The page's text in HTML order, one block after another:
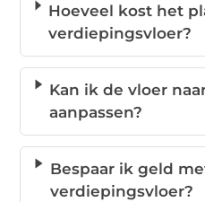
Hoeveel kost het
verdiepingsvloer?
Kan ik de vloer
aanpassen?
Bespaar ik geld
verdiepingsvloer?